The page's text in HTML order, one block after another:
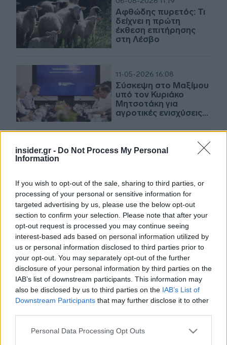
insider.gr - Do Not Process My Personal
Information
If you wish to opt-out of the sale, sharing to third parties, or
processing of your personal or sensitive information for
targeted advertising by us, please use the below opt-out
section to confirm your selection. Please note that after your
opt-out request is processed you may continue seeing
interest-based ads based on personal information utilized by
us or personal information disclosed to third parties prior to
your opt-out. You may separately opt-out of the further
disclosure of your personal information by third parties on the
IAB’s list of downstream participants. This information may
also be disclosed by us to third parties on the IAB’s List of
Downstream Participants that may further disclose it to other
Please note that this website/app uses one or more Google
Personal Data Processing Opt Outs
Αφθώδης πυρετός: Τι
δείχνει η πρώτη
έκθεση επιτήρησης
στη Λέσβο
11-05-2026 16:08
Σύσκεψη στο Μαξίμου
υπό τον Κυριάκο
Μητσοτάκη για
αγροτικές ενισχύσεις
08-05-2026 14:53
εκτροφών παραμένει
υποχρεωτική»
06-05-2026 22:24
Αφθώδης πυρετός:
Εμβολιασμό αντί για
θανάτωση ζώων ζητά
η Περιφέρεια Β.
Αιγαίου
06-05-2026 13:41
Μυτιλήνη: Ξεκίνησε η
μερική διακίνηση
αυστηρά μέτρα